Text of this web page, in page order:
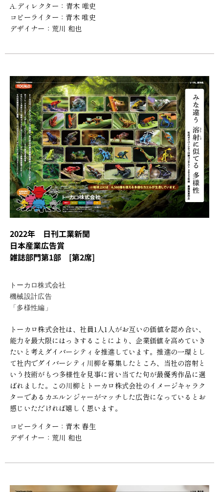
A.ディレクター：青木 唯史
コピーライター：青木 唯史
デザイナー：荒川 和也
2022年 日刊工業新聞
日本産業広告賞
雑誌部門第1部 [第2席]
トーカロ株式会社
機械設計広告
「多様性編」
トーカロ株式会社は、社員1人1人がお互いの価値を認め合い、
能力を最大限にはっきすることにより、企業価値を高めていき
たいと考えダイバーシティを推進しています。推進の一環とし
て社内でダイバーシティ川柳を募集したところ、当社の溶射と
いう技術がもつ多様性を見事に言い当てた句が最優秀作品に選
ばれました。この川柳とトーカロ株式会社のイメージキャラク
ターであるカエルンジャーがマッチした広告になっているとお
感じいただければ嬉しく思います。
コピーライター：青木 春生
デザイナー：荒川 和也